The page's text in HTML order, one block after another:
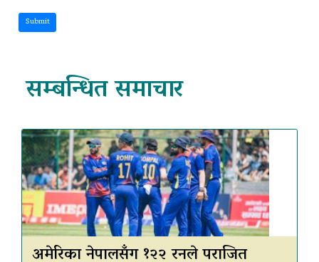
Submit
सम्बन्धित समाचार
अमेरिका नेपालसँग १२२ रनले पराजित